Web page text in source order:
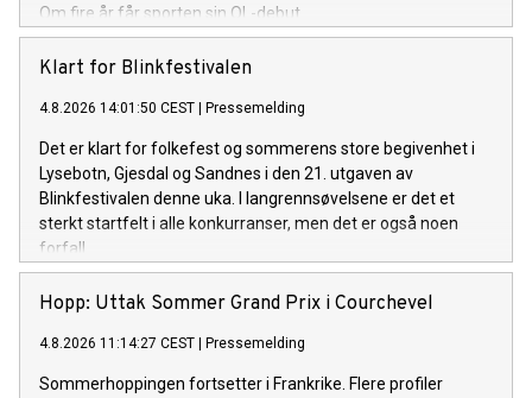
Om fire år får sporten sin OL-debut.
Klart for Blinkfestivalen
4.8.2026 14:01:50 CEST Pressemelding
Det er klart for folkefest og sommerens store begivenhet i
Lysebotn, Gjesdal og Sandnes i den 21. utgaven av
Blinkfestivalen denne uka. I langrennsøvelsene er det et
sterkt startfelt i alle konkurranser, men det er også noen
forfall.
Hopp: Uttak Sommer Grand Prix i Courchevel
4.8.2026 11:14:27 CEST Pressemelding
Sommerhoppingen fortsetter i Frankrike. Flere profiler